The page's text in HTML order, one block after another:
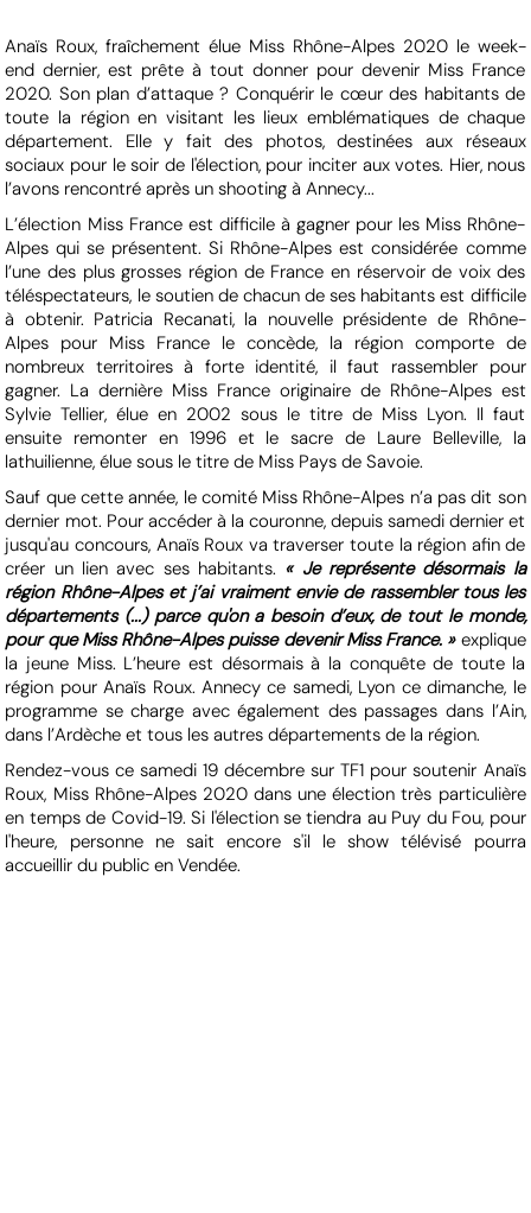
Anaïs Roux, fraîchement élue Miss Rhône-Alpes 2020 le week-
end dernier, est prête à tout donner pour devenir Miss France
2020. Son plan d’attaque ? Conquérir le cœur des habitants de
toute la région en visitant les lieux emblématiques de chaque
département. Elle y fait des photos, destinées aux réseaux
sociaux pour le soir de l'élection, pour inciter aux votes. Hier, nous
l’avons rencontré après un shooting à Annecy...
L’élection Miss France est difficile à gagner pour les Miss Rhône-
Alpes qui se présentent. Si Rhône-Alpes est considérée comme
l’une des plus grosses région de France en réservoir de voix des
téléspectateurs, le soutien de chacun de ses habitants est difficile
à obtenir. Patricia Recanati, la nouvelle présidente de Rhône-
Alpes pour Miss France le concède, la région comporte de
nombreux territoires à forte identité, il faut rassembler pour
gagner. La dernière Miss France originaire de Rhône-Alpes est
Sylvie Tellier, élue en 2002 sous le titre de Miss Lyon. Il faut
ensuite remonter en 1996 et le sacre de Laure Belleville, la
lathuilienne, élue sous le titre de Miss Pays de Savoie.
Sauf que cette année, le comité Miss Rhône-Alpes n’a pas dit son
dernier mot. Pour accéder à la couronne, depuis samedi dernier et
jusqu'au concours, Anaïs Roux va traverser toute la région afin de
créer un lien avec ses habitants. « Je représente désormais la
région Rhône-Alpes et j’ai vraiment envie de rassembler tous les
départements (...) parce qu'on a besoin d’eux, de tout le monde,
pour que Miss Rhône-Alpes puisse devenir Miss France. »explique
la jeune Miss. L’heure est désormais à la conquête de toute la
région pour Anaïs Roux. Annecy ce samedi, Lyon ce dimanche, le
programme se charge avec également des passages dans l’Ain,
dans l’Ardèche et tous les autres départements de la région.
Rendez-vous ce samedi 19 décembre sur TF1 pour soutenir Anaïs
Roux, Miss Rhône-Alpes 2020 dans une élection très particulière
en temps de Covid-19. Si l'élection se tiendra au Puy du Fou, pour
l'heure, personne ne sait encore s'il le show télévisé pourra
accueillir du public en Vendée.